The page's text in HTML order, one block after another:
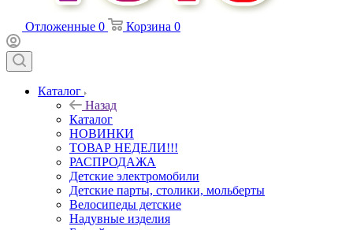
Отложенные 0 Корзина 0
Каталог
Назад
Каталог
НОВИНКИ
ТОВАР НЕДЕЛИ!!!
РАСПРОДАЖА
Детские электромобили
Детские парты, столики, мольберты
Велосипеды детские
Надувные изделия